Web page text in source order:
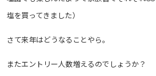
塩を買ってきました）
さて来年はどうなることやら。
またエントリー人数増えるのでしょうか？